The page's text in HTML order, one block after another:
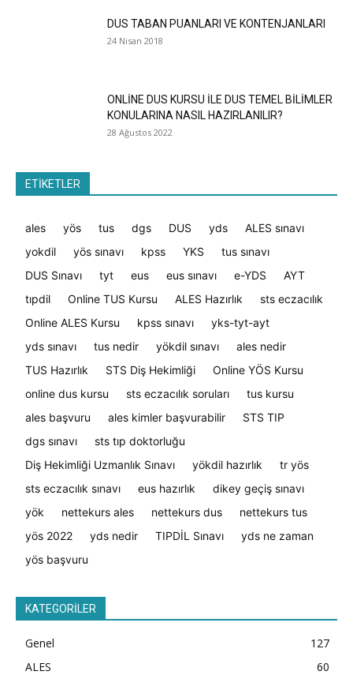
DUS TABAN PUANLARI VE KONTENJANLARI
24 Nisan 2018
ONLİNE DUS KURSU İLE DUS TEMEL BİLİMLER
KONULARINA NASIL HAZIRLANILIR?
28 Ağustos 2022
ETİKETLER
ales yös tus dgs DUS yds
ALES sınavı
yokdil
yös sınavı kpss YKS
tus sınavı
DUS Sınavı
tyt eus eus sınavı e-YDS
AYT
tıpdil
Online TUS Kursu ALES Hazırlık
sts eczacılık
Online ALES Kursu
kpss sınavı
yks-tyt-ayt
yds sınavı
tus nedir yökdil sınavı
ales nedir
TUS Hazırlık
STS Diş Hekimliği
Online YÖS Kursu
online dus kursu
sts eczacılık soruları
tus kursu
ales başvuru
ales kimler başvurabilir
STS TIP
dgs sınavı
sts tıp doktorluğu
Diş Hekimliği Uzmanlık Sınavı
yökdil hazırlık
tr yös
sts eczacılık sınavı
eus hazırlık
dikey geçiş sınavı
yök
nettekurs ales nettekurs dus
nettekurs tus
yös 2022
yds nedir TIPDİL Sınavı
yds ne zaman
yös başvuru
KATEGORİLER
Genel
127
ALES
60